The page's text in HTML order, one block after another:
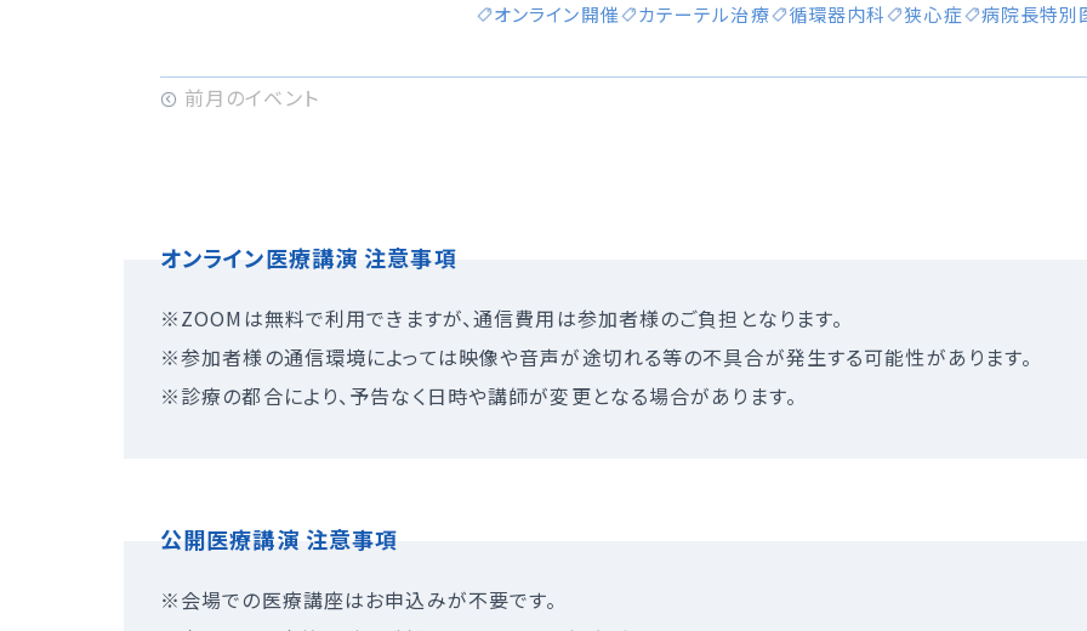
オンライン開催 カテーテル治療 循環器内科 狭心症 病院長特別
オンライン医療講演 注意事項
※ZOOMは無料で利用できますが、通信費用は参加者様のご負担となります。
※参加者様の通信環境によっては映像や音声が途切れる等の不具合が発生する可能性があります。
※診療の都合により、予告なく日時や講師が変更となる場合があります。
公開医療講演 注意事項
※会場での医療講座はお申込みが不要です。